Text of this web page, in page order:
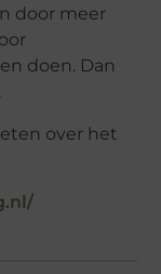
door meer
doen. Dan
over het